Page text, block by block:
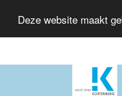
Deze website maakt